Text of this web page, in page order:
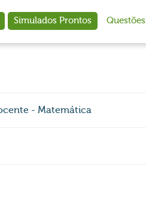
Simulados Prontos Questões
- Matemática